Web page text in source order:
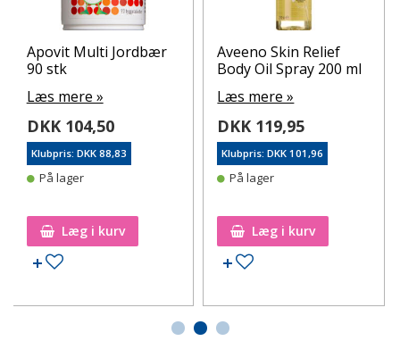
Apovit Multi Jordbær
90 stk
Læs mere »
DKK 104,50
Klubpris: DKK 88,83
På lager
Læg i kurv
Tilføj til ønskeseddel
Aveeno Skin Relief
Body Oil Spray 200 ml
Læs mere »
DKK 119,95
Klubpris: DKK 101,96
På lager
Læg i kurv
Tilføj til ønskeseddel